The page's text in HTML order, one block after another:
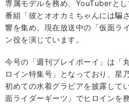
専属モデルを務め、YouTuberと
番組「彼とオオカミちゃんには騙
響を集め、現在放送中の「仮面ラ
ン役を演じています。
今号の「週刊プレイボーイ」は「
ロイン特集号」となっており、星
初めての水着グラビアを披露して
面ライダーギーツ」でヒロインを